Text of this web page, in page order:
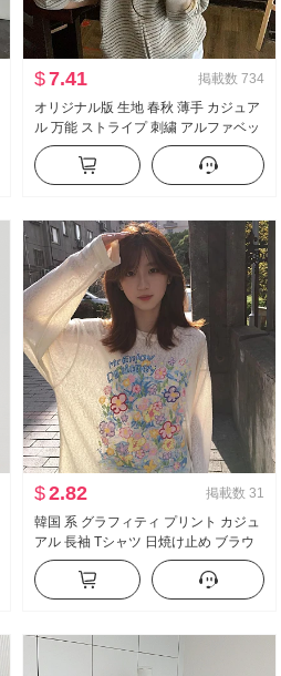
$7.41 掲載数 734
オリジナル版 生地 春秋 薄手 カジュア
ル 万能 ストライプ 刺繍 アルファベッ
ト スウェットシャツ コート
$2.82 掲載数 31
韓国 系 グラフィティ プリント カジュ
アル 長袖 Tシャツ 日焼け止め ブラウ
ス 女性 春夏 ルーズフィット ルーズ 風
が冷たい 感 クルーネック トップス